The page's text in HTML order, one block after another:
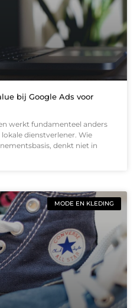
bij Google Ads voor
werkt fundamenteel anders
dienstverlener. Wie
denkt niet in
MODE EN KLEDING